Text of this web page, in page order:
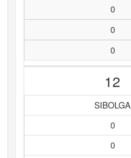
0
0
0
12
SIBOLGA
0
0